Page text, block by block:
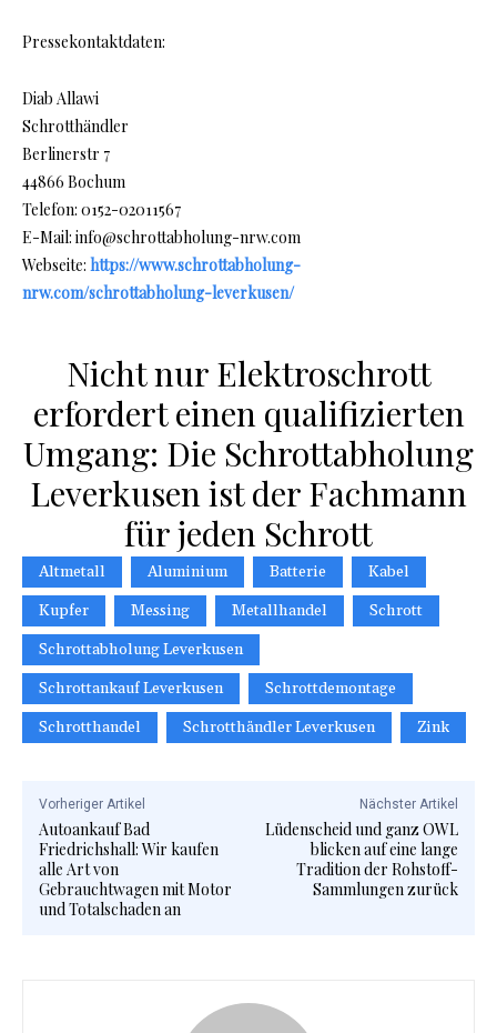
Pressekontaktdaten:
Diab Allawi
Schrotthändler
Berlinerstr 7
44866 Bochum
Telefon: 0152-02011567
E-Mail: info@schrottabholung-nrw.com
Webseite: https://www.schrottabholung-
nrw.com/schrottabholung-leverkusen/
Nicht nur Elektroschrott
erfordert einen qualifizierten
Umgang: Die Schrottabholung
Leverkusen ist der Fachmann
für jeden Schrott
Altmetall Aluminium Batterie
Kabel
Kupfer
Messing Metallhandel
Schrott
Schrottabholung Leverkusen
Schrottankauf Leverkusen
Schrottdemontage
Schrotthandel
Schrotthändler Leverkusen Zink
Vorheriger Artikel
Autoankauf Bad
Friedrichshall: Wir kaufen
alle Art von
Gebrauchtwagen mit Motor
und Totalschaden an
Nächster Artikel
Lüdenscheid und ganz OWL
blicken auf eine lange
Tradition der Rohstoff-
Sammlungen zurück